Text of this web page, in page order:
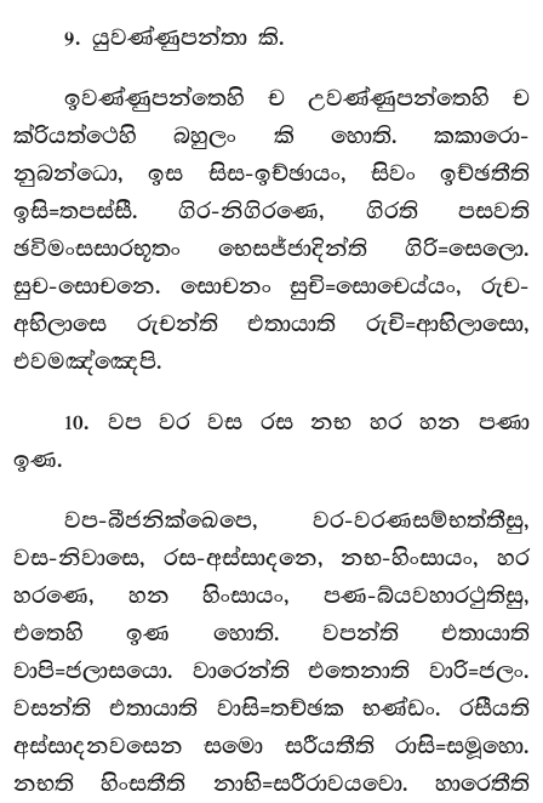
9. යුවණ්ණුපන්තා කි.
ඉවණ්ණුපන්තෙහි ච උවණ්ණුපන්තෙහි ච
ක්රියත්ථෙහි බහුලං කි හොති. කකාරො-
නුබන්ධො, ඉස සිස-ඉච්ඡායං, සිවං ඉච්ඡතීති
ඉසි=තපස්සී. ගිර-නිගිරණෙ, ගිරති පසවති
ඡවිමංසසාරභූතං භෙසජ්ජාදින්ති ගිරි=සෙලො.
සුච-සොචනෙ. සොචනංසුචි=සොචෙය්යං, රුච-
අභිලාසෙ රුචන්ති එතායාති රුචි=ආභිලාසො,
එවමඤ්ඤෙපි.
10. වප වර වස රස නභ හර හන පණා
ඉණ.
වප-බීජනික්ඛෙපෙ, වර-වරණසම්භත්තීසු,
වස-නිවාසෙ, රස-අස්සාදනෙ, නභ-හිංසායං, හර
හරණෙ, හන හිංසායං, පණ-බ්යවහාරථුතිසු,
එතෙහි ඉණ හොති. වපන්ති එතායාති
වාපි=ජලාසයො. වාරෙන්ති එතෙනාති වාරි=ජලං.
වසන්ති එතායාති වාසි=තච්ඡක භණ්ඩං. රසීයති
අස්සාදනවසෙන සමො සරීයතීති රාසි=සමූහො.
නභති හිංසතීති නාභි=සරීරාවයවො. හාරෙතීති